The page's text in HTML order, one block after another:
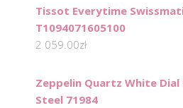
Tissot Everytime
T1094071605100
2 059.00zł
Zeppelin Quartz White Dial
Steel 71984